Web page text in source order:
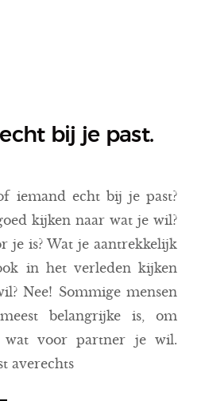
bij je past.
iemand echt bij je past?
kijken naar wat je wil?
je is? Wat je aantrekkelijk
in het verleden kijken
Nee! Sommige mensen
belangrijke is, om
wat voor partner je wil.
averechts